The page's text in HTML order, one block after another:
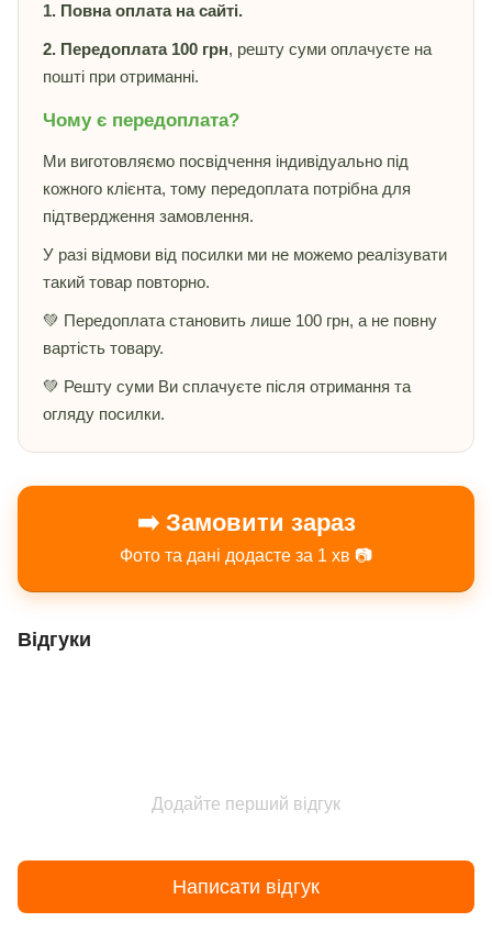
1. Повна оплата на сайті.
2. Передоплата 100 грн, решту суми оплачуєте на
пошті при отриманні.
Чому є передоплата?
Ми виготовляємо посвідчення індивідуально під
кожного клієнта, тому передоплата потрібна для
підтвердження замовлення.
У разі відмови від посилки ми не можемо реалізувати
такий товар повторно.
💚 Передоплата становить лише 100 грн, а не повну
вартість товару.
💚 Решту суми Ви сплачуєте після отримання та
огляду посилки.
➡️ Замовити зараз
Фото та дані додасте за 1 хв 📷
Відгуки
Додайте перший відгук
Написати відгук